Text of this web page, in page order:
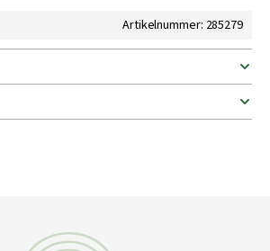
Artikelnummer: 285279